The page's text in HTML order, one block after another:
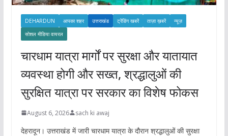
DEHARDUN आपका शहर उत्तराखंड ट्रेंडिंग खबरें ताज़ा ख़बरें
न्यूज़
सोशल मीडिया वायरल
चारधाम यात्रा मार्गों पर सुरक्षा और यातायात
व्यवस्था होगी और सख्त, श्रद्धालुओं की
सुरक्षित यात्रा पर सरकार का विशेष फोकस
August 6, 2026 sach ki awaj
देहरादून। उत्तराखंड में जारी चारधाम यात्रा के दौरान श्रद्धालुओं की सुरक्षा